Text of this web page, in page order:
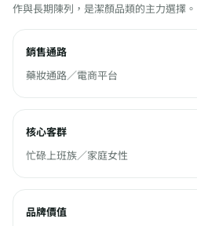
作與長期陳列，是潔顏品類的主力選擇。
銷售通路
藥妝通路／電商平台
核心客群
忙碌上班族／家庭女性
品牌價值